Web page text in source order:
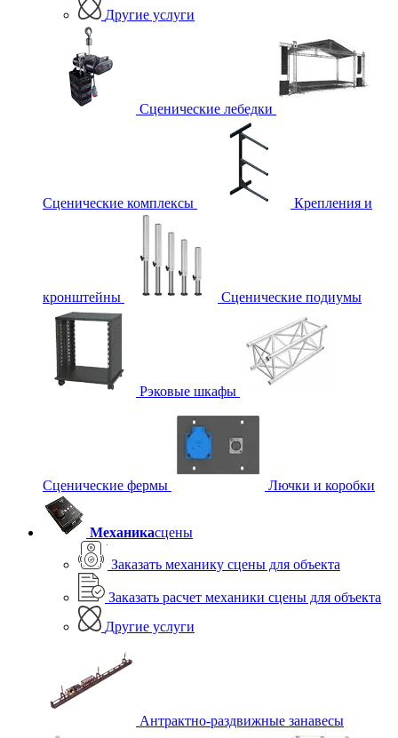
Другие услуги
Сценические лебедки
Сценические комплексы Крепления и
кронштейны Сценические подиумы
Рэковые шкафы
Сценические фермы Лючки и коробки
Механикасцены
Заказать механику сцены для объекта
Заказать расчет механики сцены для объекта
Другие услуги
Антрактно-раздвижные занавесы